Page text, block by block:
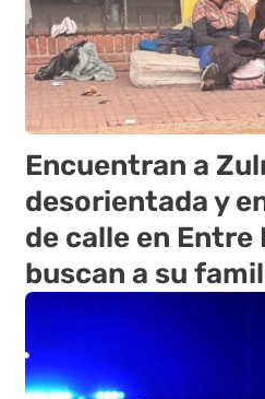
Encuentran a
desorientada y
de calle en Entre
buscan a su